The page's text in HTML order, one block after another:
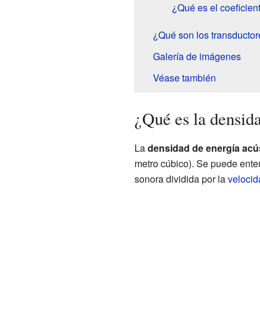
¿Qué es el
¿Qué son los
Galería de imágenes
Véase también
¿Qué es la
Ladensidad de energía
metro cúbico). Se puede
sonora dividida por la